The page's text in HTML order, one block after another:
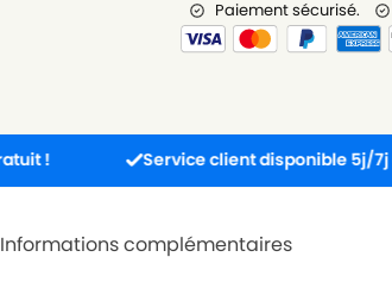
Paiement sécurisé.
Service client disponible 5j/7j de 8h à
Informations complémentaires